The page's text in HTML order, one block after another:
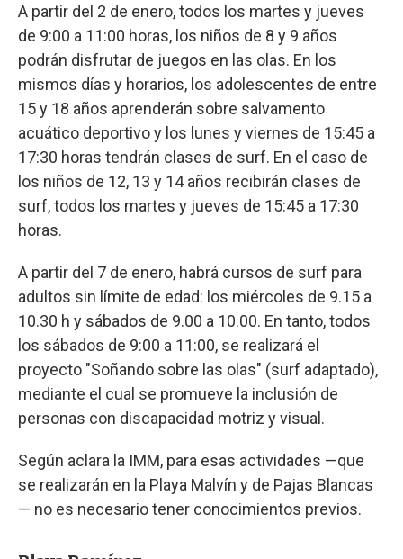
A partir del 2 de enero, todos los martes y jueves
de 9:00 a 11:00 horas, los niños de 8 y 9 años
podrán disfrutar de juegos en las olas. En los
mismos días y horarios, los adolescentes de entre
15 y 18 años aprenderán sobre salvamento
acuático deportivo y los lunes y viernes de 15:45 a
17:30 horas tendrán clases de surf. En el caso de
los niños de 12, 13 y 14 años recibirán clases de
surf, todos los martes y jueves de 15:45 a 17:30
horas.
A partir del 7 de enero, habrá cursos de surf para
adultos sin límite de edad: los miércoles de 9.15 a
10.30 h y sábados de 9.00 a 10.00. En tanto, todos
los sábados de 9:00 a 11:00, se realizará el
proyecto "Soñando sobre las olas" (surf adaptado),
mediante el cual se promueve la inclusión de
personas con discapacidad motriz y visual.
Según aclara la IMM, para esas actividades —que
se realizarán en la Playa Malvín y de Pajas Blancas
— no es necesario tener conocimientos previos.